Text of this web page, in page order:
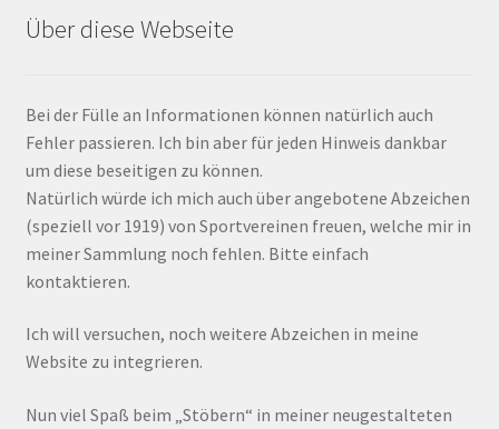
Über diese Webseite
Bei der Fülle an Informationen können natürlich auch
Fehler passieren. Ich bin aber für jeden Hinweis dankbar
um diese beseitigen zu können.
Natürlich würde ich mich auch über angebotene Abzeichen
(speziell vor 1919) von Sportvereinen freuen, welche mir in
meiner Sammlung noch fehlen. Bitte einfach
kontaktieren.
Ich will versuchen, noch weitere Abzeichen in meine
Website zu integrieren.
Nun viel Spaß beim „Stöbern“ in meiner neugestalteten